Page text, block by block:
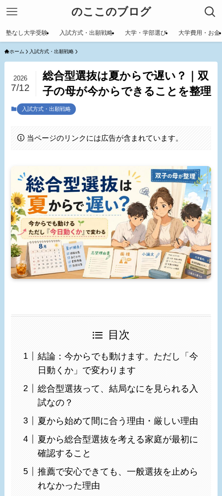
のここのブログ
塾なし大学受験 入試方式・出願戦略 大学・学部選び 大学費用・お金
ホーム 入試方式・出願戦略
総合型選抜は夏からで遅い？｜双
子の母が今からできることを整理
2026
7/12
入試方式・出願戦略
当ページのリンクには広告が含まれています。
目次
結論：今からでも動けます。ただし「今
日動くか」で変わります
総合型選抜って、結局なにを見られる入
試なの？
夏から始めて間に合う理由・厳しい理由
夏から総合型選抜を考える家庭が最初に
確認すること
推薦で安心できても、一般選抜を止めら
れなかった理由